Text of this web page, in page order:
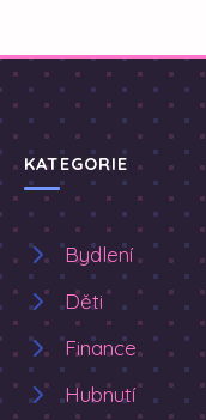
KATEGORIE
Bydlení
Děti
Finance
Hubnutí